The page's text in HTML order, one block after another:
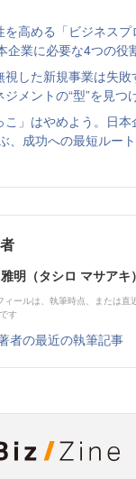
を高める「ビジネスプ
企業に必要な4つの役
視した新規事業は失
メントの“型”を見つ
こ」はやめよう。日本
、成功への最短ルート
明（タシロ マサアキ）
ィールは、執筆時点、または直
す
者の最近の執筆記事